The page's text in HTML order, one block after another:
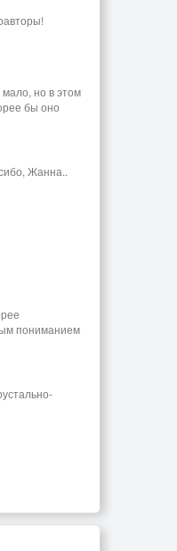
но в этом
бы оно
Жанна..
пониманием